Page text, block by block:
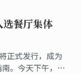
选餐厅集体
正式发行，成为
。今天下午，沪